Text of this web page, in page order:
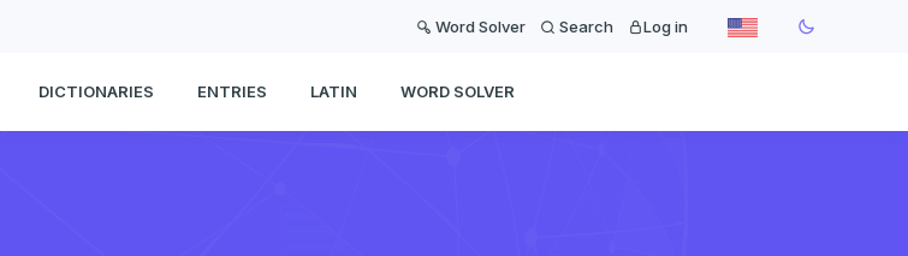
Word Solver Search Log in
DICTIONARIES ENTRIES LATIN WORD SOLVER